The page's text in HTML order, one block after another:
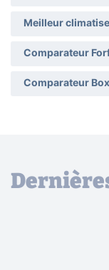
Meilleur
Comparateur
Comparateur